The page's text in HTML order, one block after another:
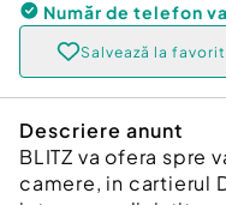
Număr de telefon
Salvează la
Descriere anunt
BLITZ va ofera spre
camere, in cartierul